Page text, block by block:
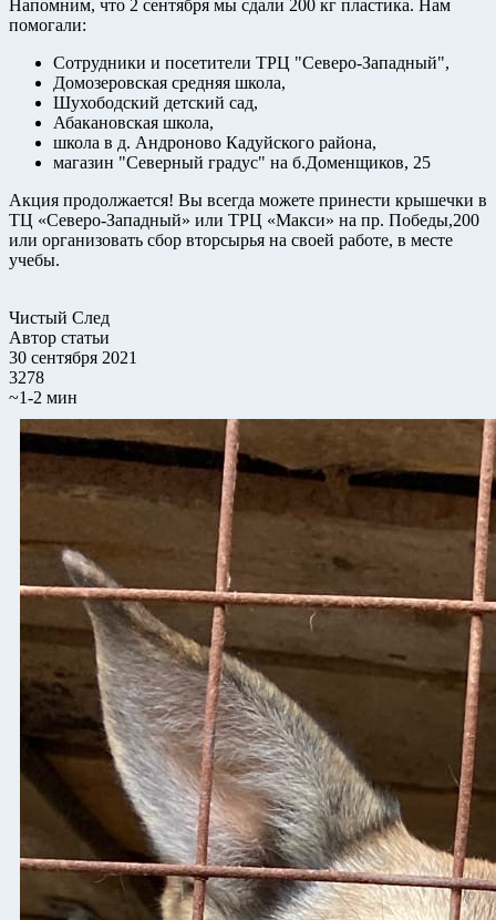
Напомним, что 2 сентября мы сдали 200 кг пластика. Нам
помогали:
Сотрудники и посетители ТРЦ "Северо-Западный",
Домозеровская средняя школа,
Шухободский детский сад,
Абакановская школа,
школа в д. Андроново Кадуйского района,
магазин "Северный градус" на б.Доменщиков, 25
Акция продолжается! Вы всегда можете принести крышечки в
ТЦ «Северо-Западный» или ТРЦ «Макси» на пр. Победы,200
или организовать сбор вторсырья на своей работе, в месте
учебы.
Чистый След
Автор статьи
30 сентября 2021
3278
~1-2 мин